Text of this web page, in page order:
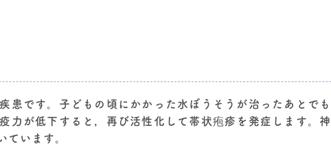
患です。子どもの頃にかかった水ぼうそうが治ったあとで
力が低下すると，再び活性化して帯状疱疹を発症します。
ています。